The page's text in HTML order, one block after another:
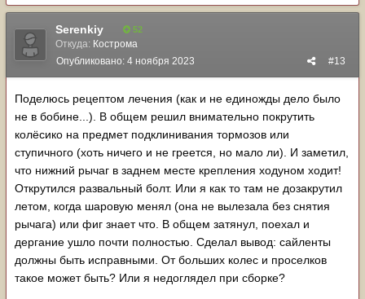
Serenkiy 52
Откуда: Кострома
#13
Опубликовано: 4 ноября 2023
Поделюсь рецептом лечения (как и не единожды дело было
не в бобине...). В общем решил внимательно покрутить
колёсико на предмет подклинивания тормозов или
ступичного (хоть ничего и не греется, но мало ли). И заметил,
что нижний рычаг в заднем месте крепления ходуном ходит!
Открутился развальный болт. Или я как то там не дозакрутил
летом, когда шаровую менял (она не вылезала без снятия
рычага) или фиг знает что. В общем затянул, поехал и
дергание ушло почти полностью. Сделал вывод: сайленты
должны быть исправными. От больших колес и проселков
такое может быть? Или я недоглядел при сборке?